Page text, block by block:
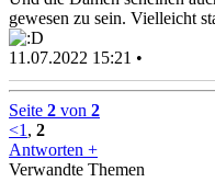
gewesen zu sein. Vielleicht
11.07.2022 15:21 •
Seite 2 von 2
<1 , 2
Antworten +
Verwandte Themen